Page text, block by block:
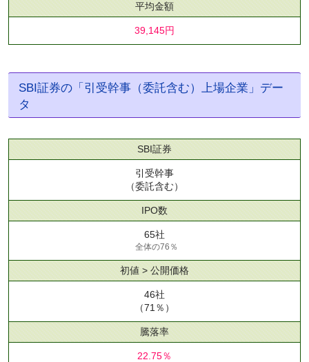
平均金額
39,145円
SBI証券の「引受幹事（委託含む）上場企業」デー
タ
SBI証券
引受幹事
（委託含む）
IPO数
65社
全体の76％
初値 > 公開価格
46社
（71％）
騰落率
22.75％